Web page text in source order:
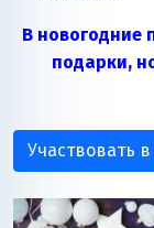
В новогодние
подарки,
Участвовать